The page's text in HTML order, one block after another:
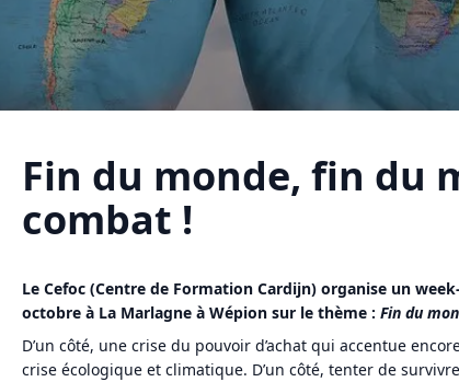
Fin du monde, fin du
combat !
Le Cefoc (Centre de Formation Cardijn) organise un
octobre à La Marlagne à Wépion sur le thème : Fin du
D’un côté, une crise du pouvoir d’achat qui accentue
crise écologique et climatique. D’un côté, tenter de